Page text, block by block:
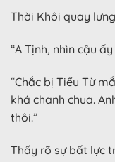
Thời Khôi quay
“A Tịnh, nhìn cậu
“Chắc bị Tiểu Từ
khá chanh chua.
thôi.”
Thấy rõ sự bất lực